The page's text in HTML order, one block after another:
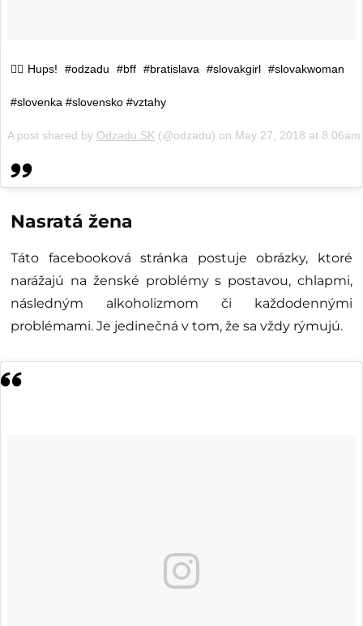
🤷‍♀️Hups! #odzadu #bff #bratislava #slovakgirl #slovakwoman
#slovenka #slovensko #vztahy
A post shared by Odzadu.SK (@odzadu) on May 27, 2018 at 8:06am
Nasratá žena
Táto facebooková stránka postuje obrázky, ktoré
narážajú na ženské problémy s postavou, chlapmi,
následným alkoholizmom či každodennými
problémami. Je jedinečná v tom, že sa vždy rýmujú.